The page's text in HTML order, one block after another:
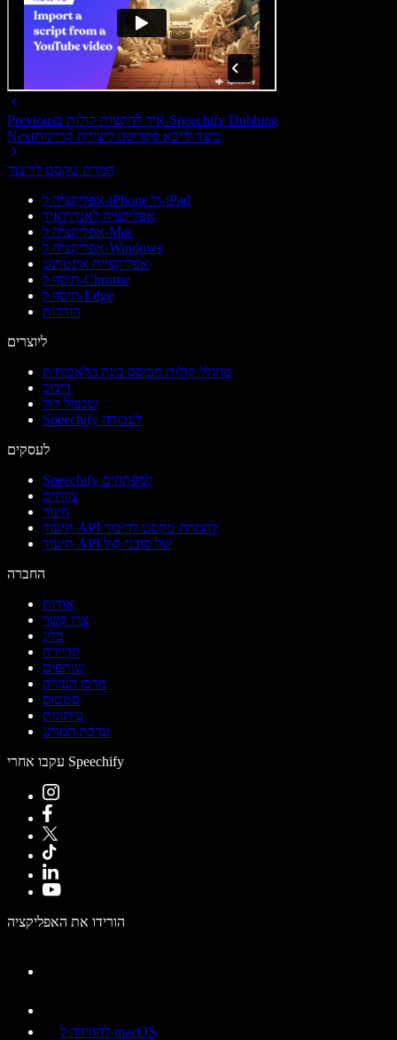
Previous
איך להקצות קולות ב-Speechify Dubbing
Nextכיצד לייבא סקריפט ליצירת קריינות
המרת טקסט לדיבור
אפליקציה ל-iPhone ול-iPad
אפליקציה לאנדרואיד
אפליקציה ל-Mac
אפליקציה ל-Windows
אפליקציית אינטרנט
תוסף ל-Chrome
תוסף ל-Edge
הורדות
ליוצרים
מחולל קולות מבוסס בינה מלאכותית
דיבוב
שכפול קול
Speechify לעבודה
לעסקים
Speechify למפתחים
צוותים
חינוך
תיעוד API להמרת טקסט לדיבור
תיעוד API של סוכני קול
החברה
אודות
צרו קשר
בלוג
קריירה
שותפים
מרכז העזרה
סטטוס
עיתונות
ערכת המותג
עקבו אחרי Speechify
הורידו את האפליקציה
להורדה ל-macOS